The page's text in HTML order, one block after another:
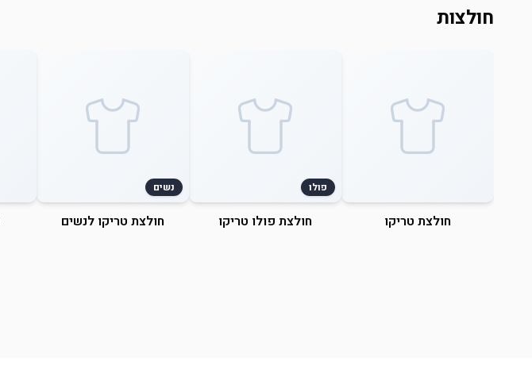
חולצות
חולצת טריקו
פולו
חולצת פולו טריקו
נשים
חולצת טריקו לנשים